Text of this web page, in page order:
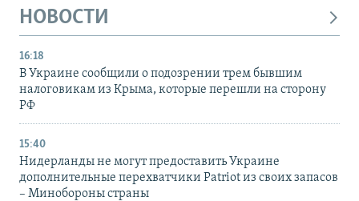
НОВОСТИ
16:18
В Украине сообщили о подозрении трем бывшим
налоговикам из Крыма, которые перешли на сторону
РФ
15:40
Нидерланды не могут предоставить Украине
дополнительные перехватчики Patriot из своих запасов
– Минобороны страны